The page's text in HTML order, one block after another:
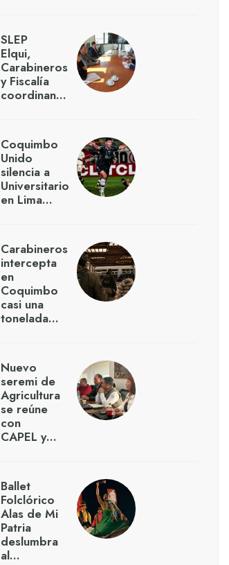
SLEP
Elqui,
Carabineros
y Fiscalía
coordinan…
Coquimbo
Unido
silencia a
Universitario
en Lima…
Carabineros
intercepta
en
Coquimbo
casi una
tonelada…
Nuevo
seremi de
Agricultura
se reúne
con
CAPEL y…
Ballet
Folclórico
Alas de Mi
Patria
deslumbra
al…